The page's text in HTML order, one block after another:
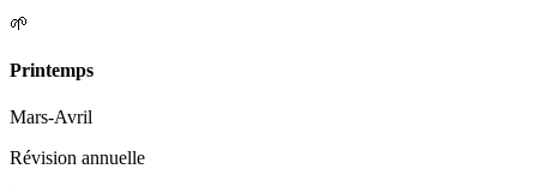
🌱
Printemps
Mars-Avril
Révision annuelle